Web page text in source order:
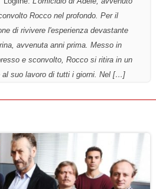
Rocco nel profondo. Per il
di rivivere l'esperienza devastante
avvenuta anni prima. Messo in
e sconvolto, Rocco si ritira in un
al suo lavoro di tutti i giorni. Nel […]